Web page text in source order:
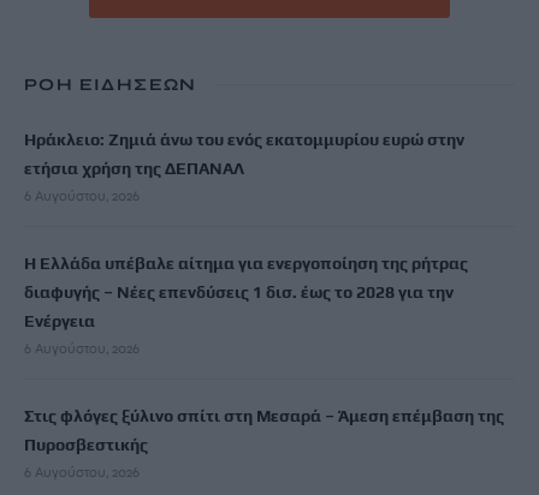
ΡΟΗ ΕΙΔΗΣΕΩΝ
Ηράκλειο: Ζημιά άνω του ενός εκατομμυρίου ευρώ στην
ετήσια χρήση της ΔΕΠΑΝΑΛ
6 Αυγούστου, 2026
Η Ελλάδα υπέβαλε αίτημα για ενεργοποίηση της ρήτρας
διαφυγής – Νέες επενδύσεις 1 δισ. έως το 2028 για την
Ενέργεια
6 Αυγούστου, 2026
Στις φλόγες ξύλινο σπίτι στη Μεσαρά – Άμεση επέμβαση της
Πυροσβεστικής
6 Αυγούστου, 2026